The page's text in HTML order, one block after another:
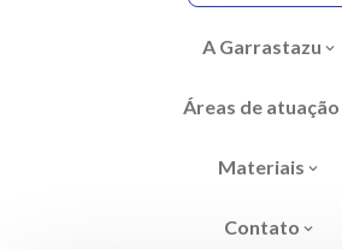
A Garrastazu
Áreas de atuação
Materiais
Contato